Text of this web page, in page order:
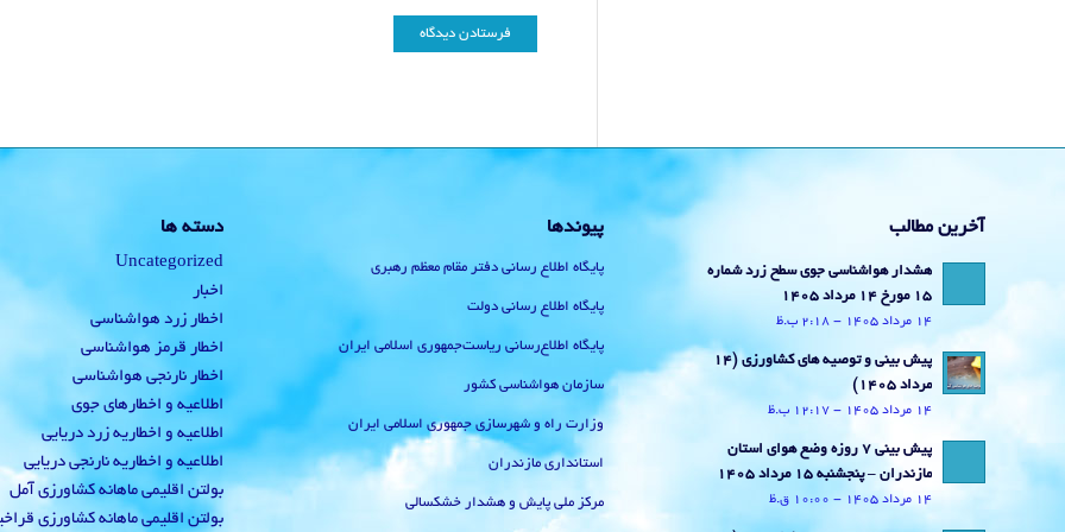
آخرین مطالب
هشدار هواشناسی جوی سطح زرد شماره
15 مورخ 14 مرداد 1405
14 مرداد 1405 - 2:18 ب.ظ
پیش بینی و توصیه های کشاورزی (14
مرداد ۱۴۰۵)
14 مرداد 1405 - 12:17 ب.ظ
پیش بینی 7 روزه وضع هوای استان
مازندران – پنجشنبه 15 مرداد 1405
14 مرداد 1405 - 10:00 ق.ظ
پیوندها
پایگاه اطلاع رسانی دفتر مقام معظم رهبری
پایگاه اطلاع رسانی دولت
پایگاه اطلاع‌رسانی ریاست‌جمهوری اسلامی ایران
سازمان هواشناسی کشور
وزارت راه و شهرسازی جمهوری اسلامی ایران
استانداری مازندران
مرکز ملی پایش و هشدار خشکسالی
دسته ها
Uncategorized
اخبار
اخطار زرد هواشناسی
اخطار قرمز هواشناسی
اخطار نارنجی هواشناسی
اطلاعیه و اخطارهای جوی
اطلاعیه و اخطاریه زرد دریایی
اطلاعیه و اخطاریه نارنجی دریایی
بولتن اقلیمی ماهانه کشاورزی آمل
بولتن اقلیمی ماهانه کشاورزی